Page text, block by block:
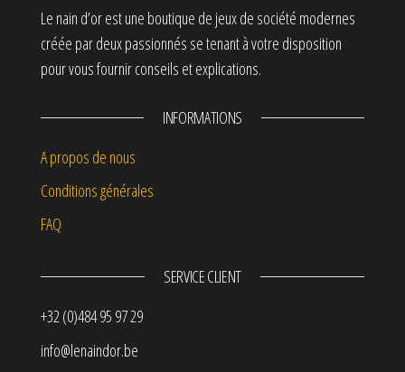
Le nain d’or est une boutique de jeux de société modernes
créée par deux passionnés se tenant à votre disposition
pour vous fournir conseils et explications.
INFORMATIONS
A propos de nous
Conditions générales
FAQ
SERVICE CLIENT
+32 (0)484 95 97 29
info@lenaindor.be